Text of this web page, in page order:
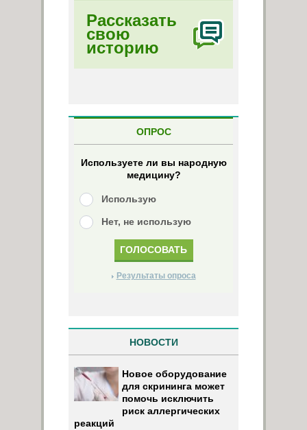
Рассказать
свою
историю
ОПРОС
Используете ли вы народную
медицину?
Использую
Нет, не использую
Результаты опроса
НОВОСТИ
Новое оборудование
для скрининга может
помочь исключить
риск аллергических
реакций